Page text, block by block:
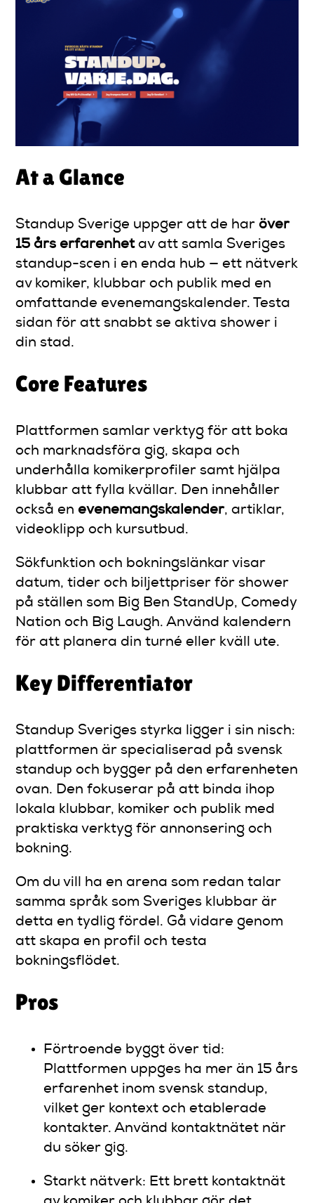
At a Glance
Standup Sverige uppger att de haröver
15 års erfarenhetav att samla Sveriges
standup-scen i en enda hub — ett nätverk
av komiker, klubbar och publik med en
omfattande evenemangskalender. Testa
sidan för att snabbt se aktiva shower i
din stad.
Core Features
Plattformen samlar verktyg för att boka
och marknadsföra gig, skapa och
underhålla komikerprofiler samt hjälpa
klubbar att fylla kvällar. Den innehåller
också enevenemangskalender, artiklar,
videoklipp och kursutbud.
Sökfunktion och bokningslänkar visar
datum, tider och biljettpriser för shower
på ställen som Big Ben StandUp, Comedy
Nation och Big Laugh. Använd kalendern
för att planera din turné eller kväll ute.
Key Differentiator
Standup Sveriges styrka ligger i sin nisch:
plattformen är specialiserad på svensk
standup och bygger på den erfarenheten
ovan. Den fokuserar på att binda ihop
lokala klubbar, komiker och publik med
praktiska verktyg för annonsering och
bokning.
Om du vill ha en arena som redan talar
samma språk som Sveriges klubbar är
detta en tydlig fördel. Gå vidare genom
att skapa en profil och testa
bokningsflödet.
Pros
Förtroende byggt över tid:
Plattformen uppges ha mer än 15 års
erfarenhet inom svensk standup,
vilket ger kontext och etablerade
kontakter. Använd kontaktnätet när
du söker gig.
Starkt nätverk: Ett brett kontaktnät